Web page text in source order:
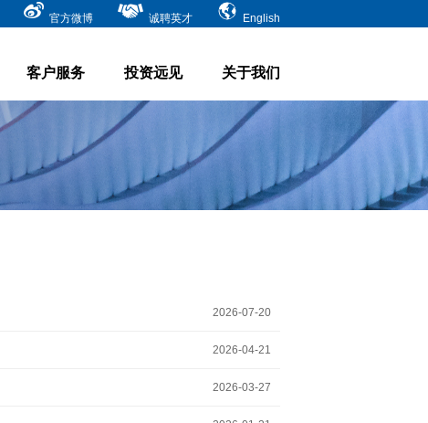
官方微博 诚聘英才 English
客户服务 投资远见 关于我们
2026-07-20
2026-04-21
2026-03-27